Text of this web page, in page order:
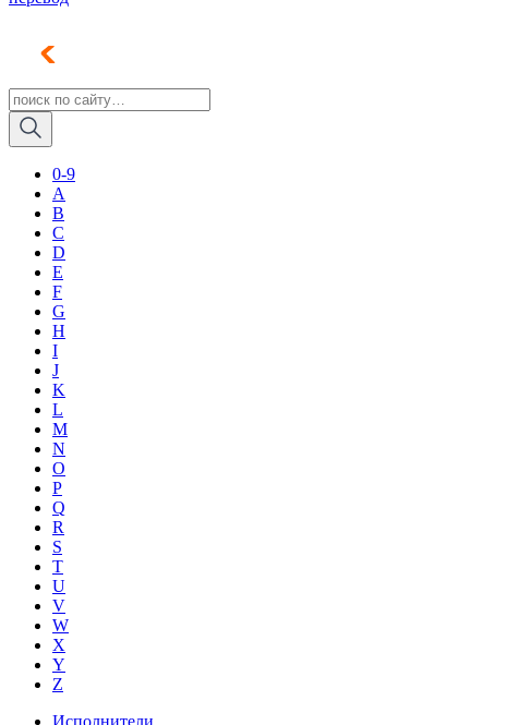
0-9
A
B
C
D
E
F
G
H
I
J
K
L
M
N
O
P
Q
R
S
T
U
V
W
X
Y
Z
Исполнители